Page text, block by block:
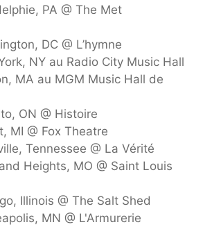
PA @ The Met
DC @ L’hymne
NY au Radio City Music Hall
MA au MGM Music Hall de
ON @ Histoire
MI @ Fox Theatre
Tennessee @ La Vérité
Heights, MO @ Saint Louis
Illinois @ The Salt Shed
MN @ L'Armurerie